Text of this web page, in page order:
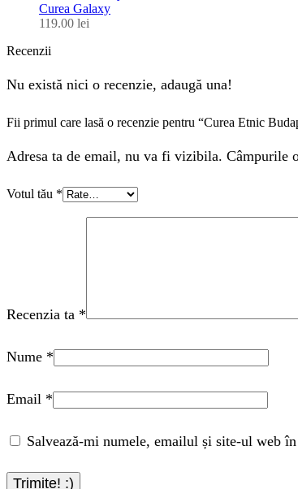
Curea Galaxy
119.00 lei
Recenzii
Nu există nici o recenzie, adaugă una!
Fii primul care lasă o recenzie pentru “Curea Etnic
Adresa ta de email, nu va fi vizibila. Câmpurile
Votul tău *
Recenzia ta *
Nume *
Email *
Salvează-mi numele, emailul și site-ul web